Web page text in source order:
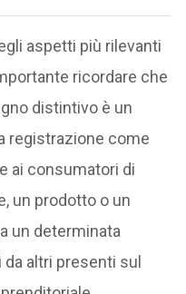
aspetti più rilevanti
ricordare che
distintivo è un
registrazione come
ai consumatori di
un prodotto o un
un determinata
altri presenti sul